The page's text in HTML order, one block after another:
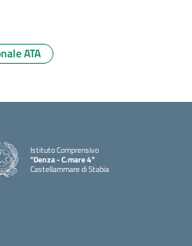
ATA
Istituto Comprensivo
"Denza - C.mare 4"
Castellammare di Stabia